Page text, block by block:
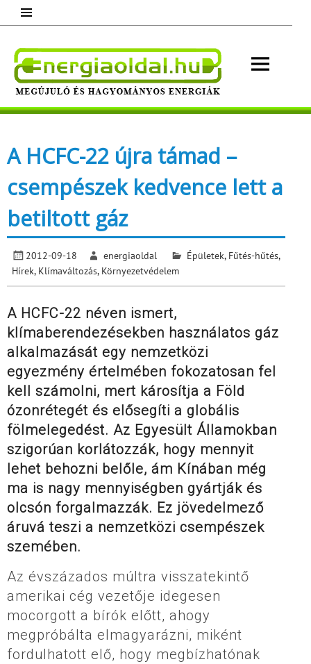
content
Megújuló és hagyományos energiák.
A HCFC-22 újra támad –
csempészek kedvence lett a
betiltott gáz
2012-09-18 energiaoldal Épületek, Fűtés-hűtés,
Hírek, Klímaváltozás, Környezetvédelem
A HCFC-22 néven ismert,
klímaberendezésekben használatos gáz
alkalmazását egy nemzetközi
egyezmény értelmében fokozatosan fel
kell számolni, mert károsítja a Föld
ózonrétegét és elősegíti a globális
fölmelegedést. Az Egyesült Államokban
szigorúan korlátozzák, hogy mennyit
lehet behozni belőle, ám Kínában még
ma is nagy mennyiségben gyártják és
olcsón forgalmazzák. Ez jövedelmező
áruvá teszi a nemzetközi csempészek
szemében.
Az évszázados múltra visszatekintő
amerikai cég vezetője idegesen
mocorgott a bírók előtt, ahogy
megpróbálta elmagyarázni, miként
fordulhatott elő, hogy megbízhatónak